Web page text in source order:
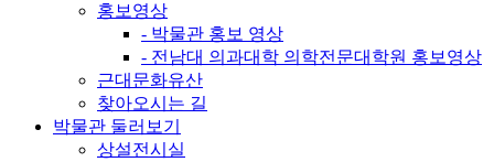
홍보영상
- 박물관 홍보 영상
- 전남대 의과대학 의학전문대학원 홍보영상
근대문화유산
찾아오시는 길
박물관 둘러보기
상설전시실